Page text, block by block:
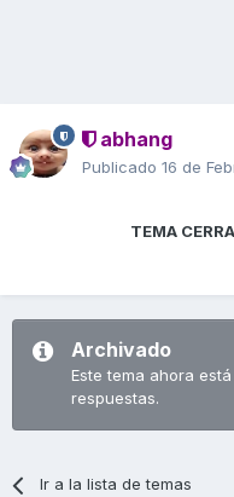
abhang
Publicado 16 de
TEMA
Archivado
Este tema ahora
respuestas.
Ir a la lista de temas